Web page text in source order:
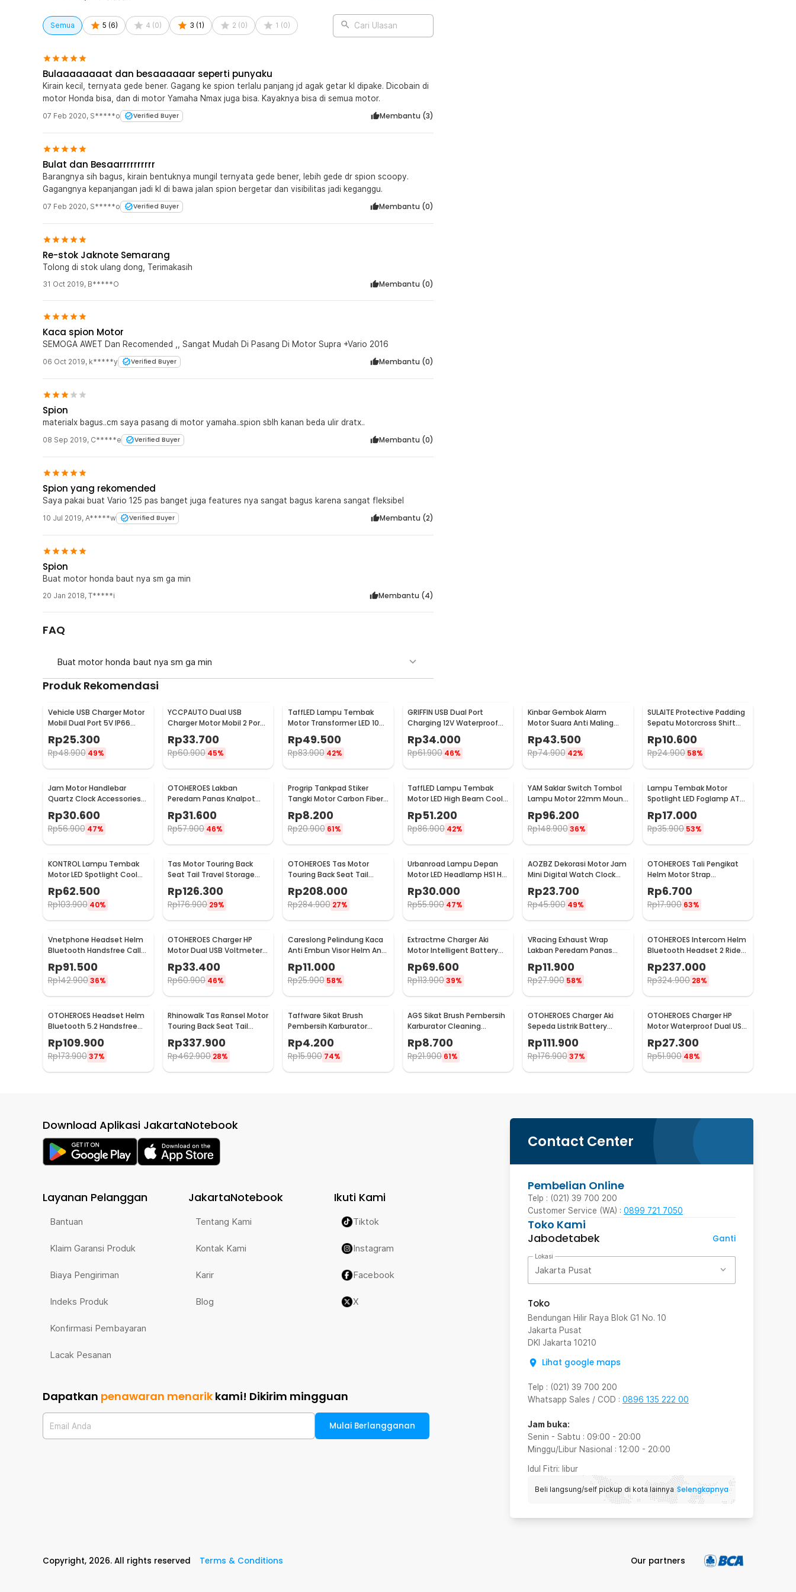
Semua 5 (6) 4 (0) 3 (1) 2 (0) 1 (0) Cari Ulasan
Bulaaaaaaaat dan besaaaaaar seperti punyaku
Kirain kecil, ternyata gede bener. Gagang ke spion terlalu panjang jd agak getar kl dipake. Dicobain di
motor Honda bisa, dan di motor Yamaha Nmax juga bisa. Kayaknya bisa di semua motor.
07 Feb 2020, S*****o Verified Buyer Membantu (3)
Bulat dan Besaarrrrrrrrrr
Barangnya sih bagus, kirain bentuknya mungil ternyata gede bener, lebih gede dr spion scoopy.
Gagangnya kepanjangan jadi kl di bawa jalan spion bergetar dan visibilitas jadi keganggu.
07 Feb 2020, S*****o Verified Buyer Membantu (0)
Re-stok Jaknote Semarang
Tolong di stok ulang dong, Terimakasih
31 Oct 2019, B*****O Membantu (0)
Kaca spion Motor
SEMOGA AWET Dan Recomended ,, Sangat Mudah Di Pasang Di Motor Supra +Vario 2016
06 Oct 2019, k*****y Verified Buyer Membantu (0)
Spion
materialx bagus..cm saya pasang di motor yamaha..spion sblh kanan beda ulir dratx..
08 Sep 2019, C*****e Verified Buyer Membantu (0)
Spion yang rekomended
Saya pakai buat Vario 125 pas banget juga features nya sangat bagus karena sangat fleksibel
10 Jul 2019, A*****w Verified Buyer Membantu (2)
Spion
Buat motor honda baut nya sm ga min
20 Jan 2018, T*****i Membantu (4)
FAQ
Buat motor honda baut nya sm ga min
Produk Rekomendasi
Vehicle USB Charger Motor
Mobil Dual Port 5V IP66
Splashproof - 42557
Rp25.300
Rp48.900 49%
YCCPAUTO Dual USB
Charger Motor Mobil 2 Port
DC 12-24V 3.1A 1 PCS - CJ-
L040
Rp33.700
Rp60.900 45%
TaffLED Lampu Tembak
Motor Transformer LED 1098
Lumens Cool White 5W -
U5
Rp49.500
Rp83.900 42%
GRIFFIN USB Dual Port
Charging 12V Waterproof
for Motorcycle - QC2
Rp34.000
Rp61.900 46%
Kinbar Gembok Alarm
Motor Suara Anti Maling
Lock Sirene 10mm - GA14
Rp43.500
Rp74.900 42%
SULAITE Protective Padding
Sepatu Motorcross Shift
Pad 1 PCS - GT-106
Rp10.600
Rp24.900 58%
Jam Motor Handlebar
Quartz Clock Accessories
Zinc Alloy - MT-WTCP
Rp30.600
Rp56.900 47%
OTOHEROES Lakban
Peredam Panas Knalpot
Motor Exhaust Wrap 50mm
10M - MP-001
Rp31.600
Rp57.900 46%
Progrip Tankpad Stiker
Tangki Motor Carbon Fiber
- BKK-14UD
Rp8.200
Rp20.900 61%
TaffLED Lampu Tembak
Motor LED High Beam Cool
White IP65 10W 9-85V - U5
Rp51.200
Rp86.900 42%
YAM Saklar Switch Tombol
Lampu Motor 22mm Mount
- F2243
Rp96.200
Rp148.900 36%
Lampu Tembak Motor
Spotlight LED Foglamp ATV
IP65 Cool White 9W 12V - L5
Rp17.000
Rp35.900 53%
KONTROL Lampu Tembak
Motor LED Spotlight Cool
White IP65 8W 9-20V - U7
Rp62.500
Rp103.900 40%
Tas Motor Touring Back
Seat Tail Travel Storage
Bag - 666789
Rp126.300
Rp176.900 29%
OTOHEROES Tas Motor
Touring Back Seat Tail
Storage Bag PU Leather -
RR9014
Rp208.000
Rp284.900 27%
Urbanroad Lampu Depan
Motor LED Headlamp HS1 H4
Cool White 6W 12V
Rp30.000
Rp55.900 47%
AOZBZ Dekorasi Motor Jam
Mini Digital Watch Clock
Waterproof IP64 - 118i
Rp23.700
Rp45.900 49%
OTOHEROES Tali Pengikat
Helm Motor Strap
Adjustable 2 Hook 60cm -
WP01
Rp6.700
Rp17.900 63%
Vnetphone Headset Helm
Bluetooth Handsfree Call
Music Motor 180mAh - BT8
Rp91.500
Rp142.900 36%
OTOHEROES Charger HP
Motor Dual USB Voltmeter
Waterproof 4.2A - Y451
Rp33.400
Rp60.900 46%
Careslong Pelindung Kaca
Anti Embun Visor Helm Anti
Fog 24.5x9cm - CA-25
Rp11.000
Rp25.900 58%
Extractme Charger Aki
Motor Intelligent Battery
Charger 12V 2A - H-2
Rp69.600
Rp113.90039%
VRacing Exhaust Wrap
Lakban Peredam Panas
Knalpot 5M 50mm - MD-
1901
Rp11.900
Rp27.900 58%
OTOHEROES Intercom Helm
Bluetooth Headset 2 Riders
Music IPX6 800mAh - X1
Plus
Rp237.000
Rp324.900 28%
OTOHEROES Headset Helm
Bluetooth 5.2 Handsfree
Call Music IPX6 500mAh -
BT-12
Rp109.900
Rp173.900 37%
Rhinowalk Tas Ransel Motor
Touring Back Seat Tail
Storage Bag 20L - CC20
Rp337.900
Rp462.900 28%
Taffware Sikat Brush
Pembersih Karburator
Cleaning Needles Tools 5
PCS - CS8
Rp4.200
Rp15.900 74%
AGS Sikat Brush Pembersih
Karburator Cleaning
Needles Tools 15 PCS - CS8
Rp8.700
Rp21.900 61%
OTOHEROES Charger Aki
Sepeda Listrik Battery
Charger 60V 20AH 3A -
BEI60
Rp111.900
Rp176.900 37%
OTOHEROES Charger HP
Motor Waterproof Dual USB
9-24V 2.1A - CD-3238
Rp27.300
Rp51.900 48%
Contact Center
Pembelian Online
Telp : (021) 39 700 200
Customer Service (WA) : 0899 721 7050
Toko Kami
Jabodetabek
Ganti
Lokasi
Jakarta Pusat
Toko
Bendungan Hilir Raya Blok G1 No. 10
Jakarta Pusat
DKI Jakarta 10210
Lihat google maps
Telp : (021) 39 700 200
Whatsapp Sales / COD : 0896 135 222 00
Jam buka:
Senin - Sabtu : 09:00 - 20:00
Minggu/Libur Nasional : 12:00 - 20:00
Idul Fitri: libur
Beli langsung/self pickup di kota lainnya Selengkapnya
Download Aplikasi JakartaNotebook
Layanan Pelanggan
Bantuan
Klaim Garansi Produk
Biaya Pengiriman
Indeks Produk
Konfirmasi Pembayaran
Lacak Pesanan
JakartaNotebook
Tentang Kami
Kontak Kami
Karir
Blog
Ikuti Kami
Tiktok
Instagram
Facebook
X
Dapatkan penawaran menarik kami! Dikirim mingguan
Email Anda Mulai Berlangganan
Copyright, 2026. All rights reserved Terms & Conditions Our partners